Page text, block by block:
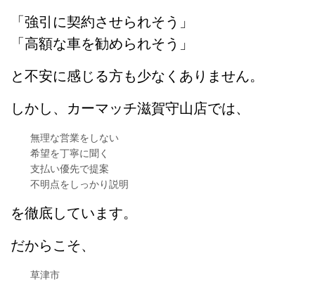
「強引に契約させられそう」
「高額な車を勧められそう」
と不安に感じる方も少なくありません。
しかし、カーマッチ滋賀守山店では、
無理な営業をしない
希望を丁寧に聞く
支払い優先で提案
不明点をしっかり説明
を徹底しています。
だからこそ、
草津市